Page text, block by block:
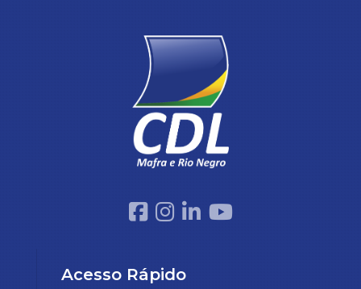
Acesso Rápido